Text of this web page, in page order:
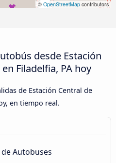
© OpenStreetMap contributors
desde Estación
Filadelfia, PA hoy
de Estación Central de
en tiempo real.
Autobuses